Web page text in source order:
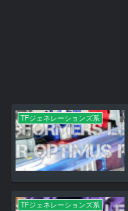
TFジェネレーションズ系
TFジェネレーションズ系